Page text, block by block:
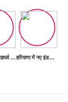
बिहार में छठ महापर्व की तैयारियां शुरू हरियाणा में नए इंडस्ट्रियल पार्क का निर्माण